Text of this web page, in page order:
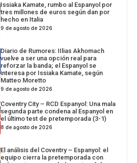
Issiaka Kamate, rumbo al Espanyol por
tres millones de euros según dan por
hecho en Italia
9 de agosto de 2026
Diario de Rumores: IIlias Akhomach
vuelve a ser una opción real para
reforzar la banda; el Espanyol se
interesa por Issiaka Kamate, según
Matteo Moretto
9 de agosto de 2026
Coventry City – RCD Espanyol: Una mala
segunda parte condena al Espanyol en
el último test de pretemporada (3-1)
8 de agosto de 2026
El análisis del Coventry – Espanyol: el
equipo cierra la pretemporada con